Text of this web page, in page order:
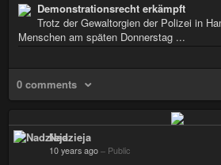
Demonstrationsrecht erkämpft
Trotz der Gewaltorgien der Polizei in
Menschen am späten Donnerstag ...
0 comments
Nadzieja
10 years ago – Public